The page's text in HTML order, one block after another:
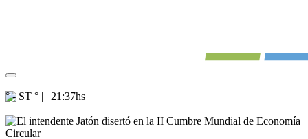
° - ST ° | | 21:37hs